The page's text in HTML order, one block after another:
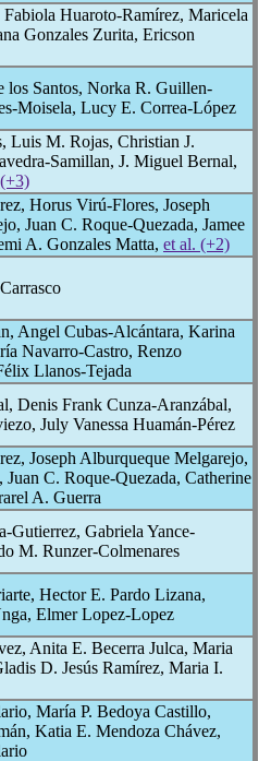
Huaroto-Ramírez, Maricela
Gonzales Zurita, Ericson
los Santos, Norka R. Guillen-
Moisela, Lucy E. Correa-López
Luis M. Rojas, Christian J.
Samillan, J. Miguel Bernal,
Horus Virú-Flores, Joseph
Juan C. Roque-Quezada, Jamee
A. Gonzales Matta, et al. (+2)
Angel Cubas-Alcántara, Karina
Navarro-Castro, Renzo
Llanos-Tejada
Denis Frank Cunza-Aranzábal,
July Vanessa Huamán-Pérez
Joseph Alburqueque Melgarejo,
C. Roque-Quezada, Catherine
A. Guerra
Gutierrez, Gabriela Yance-
M. Runzer-Colmenares
Hector E. Pardo Lizana,
Elmer Lopez-Lopez
Anita E. Becerra Julca, Maria
D. Jesús Ramírez, Maria I.
María P. Bedoya Castillo,
Katia E. Mendoza Chávez,